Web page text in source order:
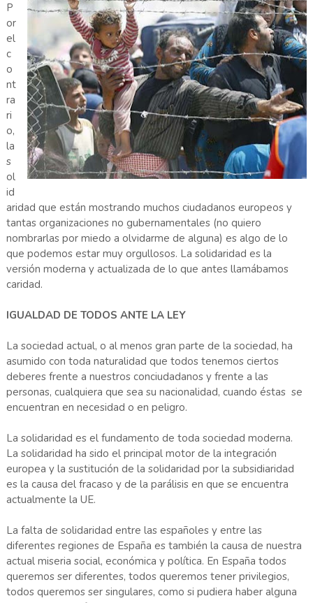
P
or
el
c
o
nt
ra
ri
o,
la
s
ol
id
aridad que están mostrando muchos ciudadanos europeos y
tantas organizaciones no gubernamentales (no quiero
nombrarlas por miedo a olvidarme de alguna) es algo de lo
que podemos estar muy orgullosos. La solidaridad es la
versión moderna y actualizada de lo que antes llamábamos
caridad.
IGUALDAD DE TODOS ANTE LA LEY
La sociedad actual, o al menos gran parte de la sociedad, ha
asumido con toda naturalidad que todos tenemos ciertos
deberes frente a nuestros conciudadanos y frente a las
personas, cualquiera que sea su nacionalidad, cuando éstas se
encuentran en necesidad o en peligro.
La solidaridad es el fundamento de toda sociedad moderna.
La solidaridad ha sido el principal motor de la integración
europea y la sustitución de la solidaridad por la subsidiaridad
es la causa del fracaso y de la parálisis en que se encuentra
actualmente la UE.
La falta de solidaridad entre las españoles y entre las
diferentes regiones de España es también la causa de nuestra
actual miseria social, económica y política. En España todos
queremos ser diferentes, todos queremos tener privilegios,
todos queremos ser singulares, como si pudiera haber alguna